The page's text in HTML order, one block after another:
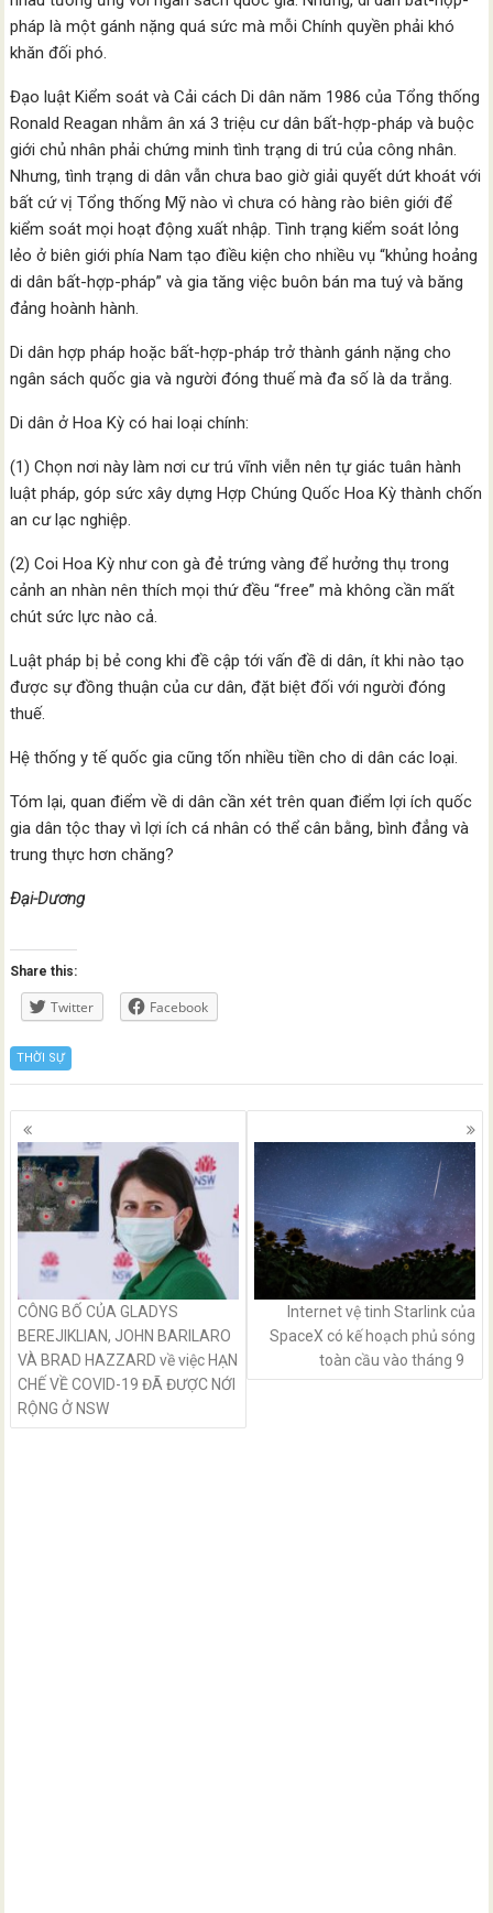
pháp là một gánh nặng quá sức mà mỗi Chính quyền phải khó
khăn đối phó.
Đạo luật Kiểm soát và Cải cách Di dân năm 1986 của Tổng thống
Ronald Reagan nhằm ân xá 3 triệu cư dân bất-hợp-pháp và buộc
giới chủ nhân phải chứng minh tình trạng di trú của công nhân.
Nhưng, tình trạng di dân vẫn chưa bao giờ giải quyết dứt khoát với
bất cứ vị Tổng thống Mỹ nào vì chưa có hàng rào biên giới để
kiểm soát mọi hoạt động xuất nhập. Tình trạng kiểm soát lỏng
lẻo ở biên giới phía Nam tạo điều kiện cho nhiều vụ “khủng hoảng
di dân bất-hợp-pháp” và gia tăng việc buôn bán ma tuý và băng
đảng hoành hành.
Di dân hợp pháp hoặc bất-hợp-pháp trở thành gánh nặng cho
ngân sách quốc gia và người đóng thuế mà đa số là da trắng.
Di dân ở Hoa Kỳ có hai loại chính:
(1) Chọn nơi này làm nơi cư trú vĩnh viễn nên tự giác tuân hành
luật pháp, góp sức xây dựng Hợp Chúng Quốc Hoa Kỳ thành chốn
an cư lạc nghiệp.
(2) Coi Hoa Kỳ như con gà đẻ trứng vàng để hưởng thụ trong
cảnh an nhàn nên thích mọi thứ đều “free” mà không cần mất
chút sức lực nào cả.
Luật pháp bị bẻ cong khi đề cập tới vấn đề di dân, ít khi nào tạo
được sự đồng thuận của cư dân, đặt biệt đối với người đóng
thuế.
Hệ thống y tế quốc gia cũng tốn nhiều tiền cho di dân các loại.
Tóm lại, quan điểm về di dân cần xét trên quan điểm lợi ích quốc
gia dân tộc thay vì lợi ích cá nhân có thể cân bằng, bình đẳng và
trung thực hơn chăng?
Đại-Dương
Share this:
Twitter Facebook
THỜI SỰ
Posts
navigation
CÔNG BỐ CỦA GLADYS
BEREJIKLIAN, JOHN BARILARO
VÀ BRAD HAZZARD về việc HẠN
CHẾ VỀ COVID-19 ĐÃ ĐƯỢC NỚI
RỘNG Ở NSW
Internet vệ tinh Starlink của
SpaceX có kế hoạch phủ sóng
toàn cầu vào tháng 9